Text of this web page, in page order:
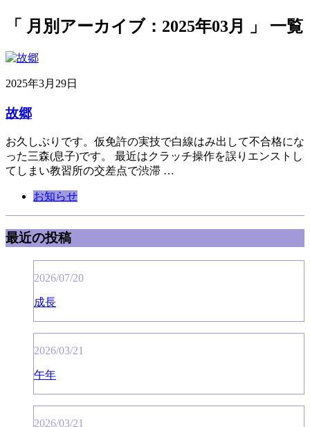
「 月別アーカイブ：2025年03月 」 一覧
2025年3月29日
故郷
お久しぶりです。仮免許の実技で白線はみ出して不合格にな
った三森(息子)です。 最近はクラッチ操作を誤りエンストし
てしまい教習所の交差点で渋滞 …
お知らせ
最近の投稿
2026/07/20
成長
2026/03/21
午年
2026/03/21